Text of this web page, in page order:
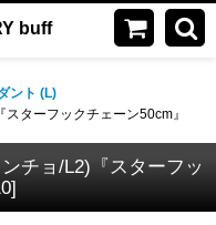
buff
ント (L)
ターフックチェーン50cm』
チョ/L2)『スターフッ
]